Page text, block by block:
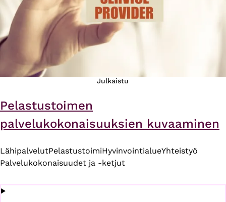
Julkaistu
Pelastustoimen
palvelukokonaisuuksien kuvaaminen
LähipalvelutPelastustoimiHyvinvointialueYhteistyö
Palvelukokonaisuudet ja -ketjut